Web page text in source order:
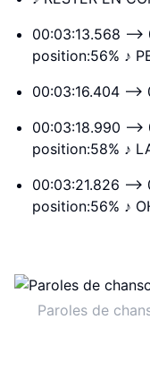
00:03:13.568 -->
position:56% ♪
00:03:16.404 -->
00:03:18.990 -->
position:58% ♪
00:03:21.826 -->
position:56% ♪
Paroles de